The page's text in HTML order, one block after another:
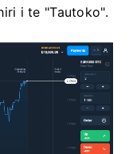
i te "Tautoko".